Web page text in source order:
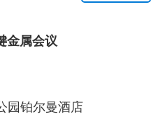
金属会议
园铂尔曼酒店